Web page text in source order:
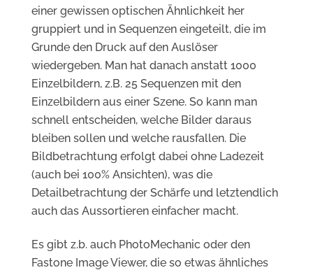
einer gewissen optischen Ähnlichkeit her
gruppiert und in Sequenzen eingeteilt, die im
Grunde den Druck auf den Auslöser
wiedergeben. Man hat danach anstatt 1000
Einzelbildern, z.B. 25 Sequenzen mit den
Einzelbildern aus einer Szene. So kann man
schnell entscheiden, welche Bilder daraus
bleiben sollen und welche rausfallen. Die
Bildbetrachtung erfolgt dabei ohne Ladezeit
(auch bei 100% Ansichten), was die
Detailbetrachtung der Schärfe und letztendlich
auch das Aussortieren einfacher macht.
Es gibt z.b. auch PhotoMechanic oder den
Fastone Image Viewer, die so etwas ähnliches